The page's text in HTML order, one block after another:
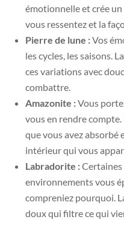
émotionnelle et crée un
vous ressentez et la
Pierre de lune :Vos
les cycles, les saisons.
ces variations avec
combattre.
Amazonite :Vous
vous en rendre compte.
que vous avez
intérieur qui vous
Labradorite :
environnements vous
compreniez pourquoi.
doux qui filtre ce qui